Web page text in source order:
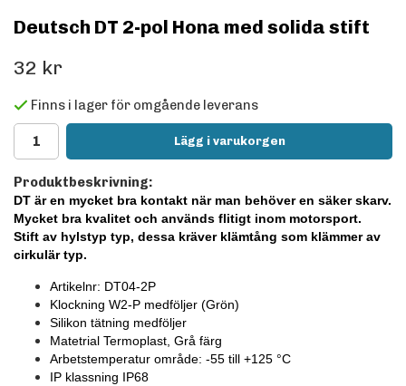
Deutsch DT 2-pol Hona med solida stift
32 kr
Finns i lager för omgående leverans
Lägg i varukorgen
Produktbeskrivning:
DT är en mycket bra kontakt när man behöver en säker skarv.
Mycket bra kvalitet och används flitigt inom motorsport.
Stift av hylstyp typ, dessa kräver klämtång som klämmer av
cirkulär typ.
Artikelnr: DT04-2P
Klockning W2-P medföljer (Grön)
Silikon tätning medföljer
Matetrial Termoplast, Grå färg
Arbetstemperatur område: -55 till +125 °C
IP klassning IP68